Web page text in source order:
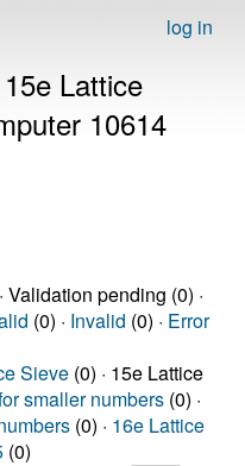
log in
Lattice
10614
Validation pending (0) ·
(0) · Invalid (0) · Error
Sieve (0) · 15e Lattice
smaller numbers (0) ·
(0) · 16e Lattice
(0)